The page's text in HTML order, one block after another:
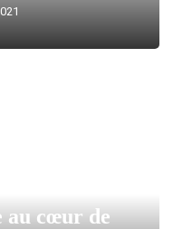
au cœur de